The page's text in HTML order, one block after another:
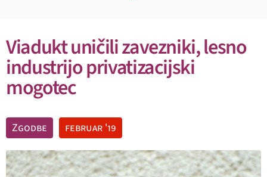
Viadukt uničili zavezniki, lesno
industrijo privatizacijski
mogotec
Zgodbe februar '19